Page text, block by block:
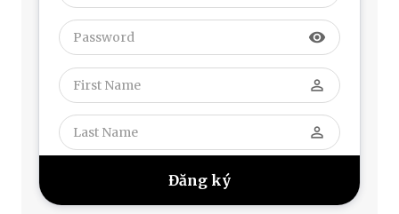
visibility
perm_identity
perm_identity